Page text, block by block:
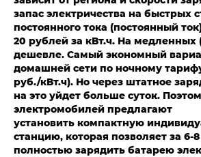
запас электричества на быстрых
постоянного тока (постоянный
20 рублей за кВт.ч. На медленных
дешевле. Самый экономный
домашней сети по ночному
руб./кВт.ч). Но через штатное
на это уйдет больше суток.
электромобилей предлагают
установить компактную
станцию, которая позволяет за 6-
полностью зарядить батарею